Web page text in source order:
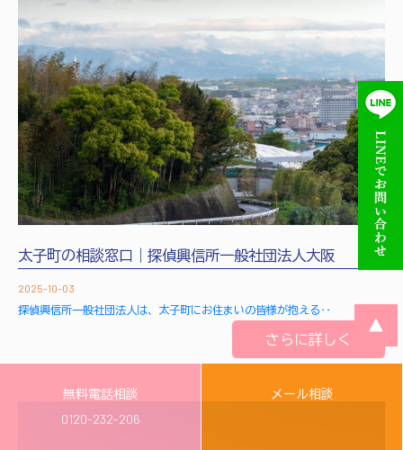
太子町の相談窓口｜探偵興信所一般社団法人大阪
2025-10-03
探偵興信所一般社団法人は、太子町にお住まいの皆様が抱える‥
さらに詳しく
▲
無料電話相談
0120-232-206
メール相談